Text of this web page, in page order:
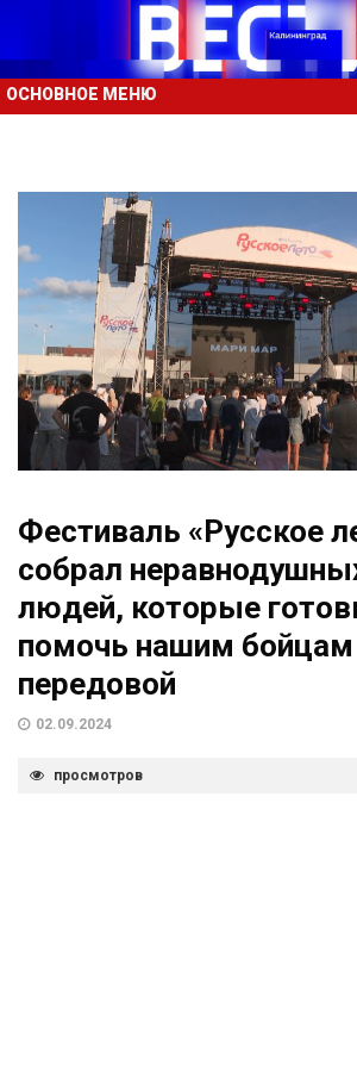
ОСНОВНОЕ МЕНЮ
Фестиваль «Русское
собрал
людей, которые
помочь нашим бойцам
передовой
02.09.2024
просмотров